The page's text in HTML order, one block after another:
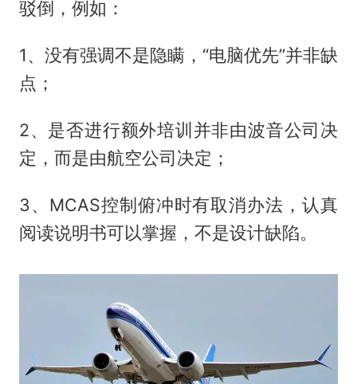
驳倒，例如：
1、没有强调不是隐瞒，“电脑优先”并非缺
点；
2、是否进行额外培训并非由波音公司决
定，而是由航空公司决定；
3、MCAS控制俯冲时有取消办法，认真
阅读说明书可以掌握，不是设计缺陷。